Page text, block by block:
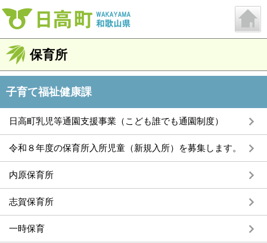
保育所
子育て福祉健康課
日高町乳児等通園支援事業（こども誰でも通園制度）
令和８年度の保育所入所児童（新規入所）を募集します。
内原保育所
志賀保育所
一時保育